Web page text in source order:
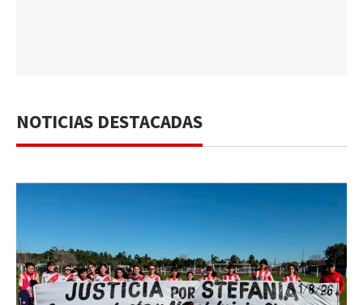
NOTICIAS DESTACADAS